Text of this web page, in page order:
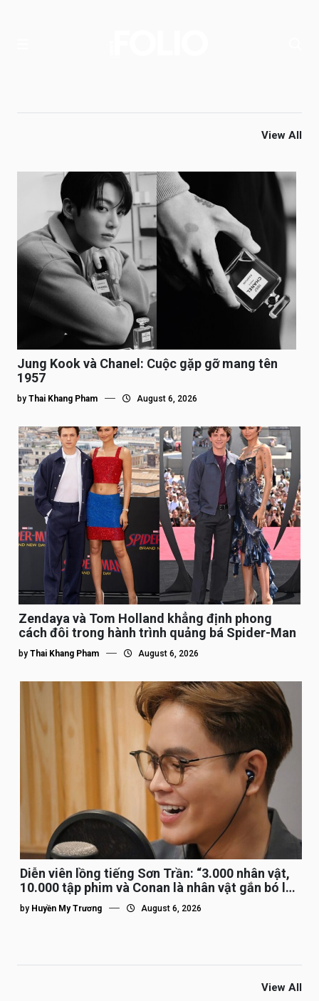
View All
Jung Kook và Chanel: Cuộc gặp gỡ mang tên
1957
by Thai Khang Pham August 6, 2026
Zendaya và Tom Holland khẳng định phong
cách đôi trong hành trình quảng bá Spider-Man
by Thai Khang Pham August 6, 2026
Diễn viên lồng tiếng Sơn Trần: “3.000 nhân vật,
10.000 tập phim và Conan là nhân vật gắn bó lâu
nhất”
by Huyền My Trương August 6, 2026
View All